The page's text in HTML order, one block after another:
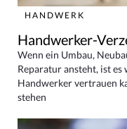
HANDWERK
Handwerker-
Wenn ein Umbau,
Reparatur ansteht, ist
Handwerker vertrauen
stehen